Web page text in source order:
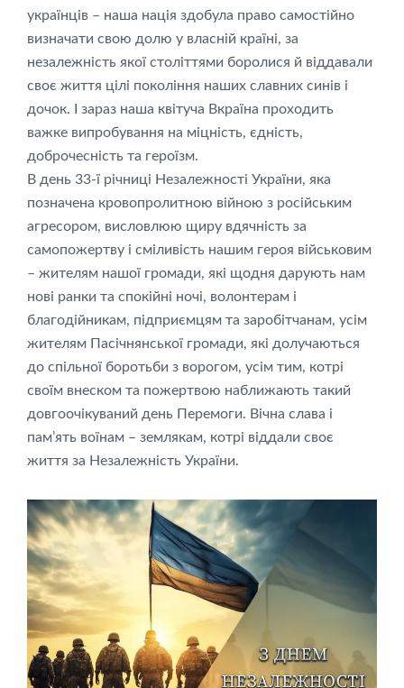
українців – наша нація здобула право самостійно
визначати свою долю у власній країні, за
незалежність якої століттями боролися й віддавали
своє життя цілі покоління наших славних синів і
дочок. І зараз наша квітуча Вкраїна проходить
важке випробування на міцність, єдність,
доброчесність та героїзм.
В день 33-ї річниці Незалежності України, яка
позначена кровопролитною війною з російським
агресором, висловлюю щиру вдячність за
самопожертву і сміливість нашим героя військовим
– жителям нашої громади, які щодня дарують нам
нові ранки та спокійні ночі, волонтерам і
благодійникам, підприємцям та заробітчанам, усім
жителям Пасічнянської громади, які долучаються
до спільної боротьби з ворогом, усім тим, котрі
своїм внеском та пожертвою наближають такий
довгоочікуваний день Перемоги. Вічна слава і
пам’ять воїнам – землякам, котрі віддали своє
життя за Незалежність України.